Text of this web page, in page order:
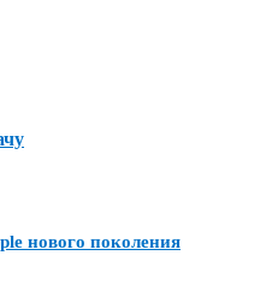
нового поколения